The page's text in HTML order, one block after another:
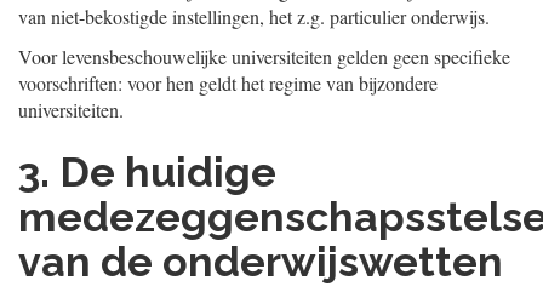
van niet-bekostigde instellingen, het z.g. particulier onderwijs.
Voor levensbeschouwelijke universiteiten gelden geen specifieke
voorschriften: voor hen geldt het regime van bijzondere
universiteiten.
3. De huidige
van de onderwijswetten